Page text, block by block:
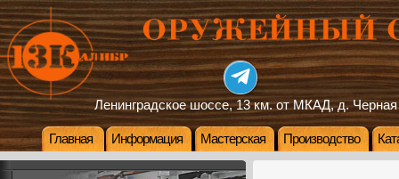
Ленинградское шоссе, 13 км. от МКАД, д. Черная
Главная Информация Мастерская Производство